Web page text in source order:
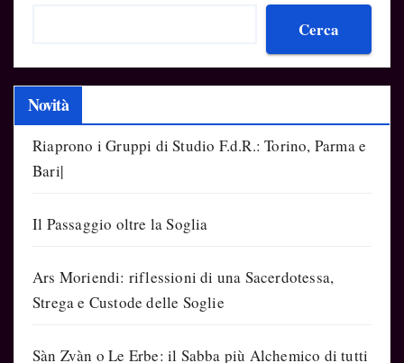
Cerca
Novità
Riaprono i Gruppi di Studio F.d.R.: Torino, Parma e
Bari|
Il Passaggio oltre la Soglia
Ars Moriendi: riflessioni di una Sacerdotessa,
Strega e Custode delle Soglie
Sàn Zvàn o Le Erbe: il Sabba più Alchemico di tutti